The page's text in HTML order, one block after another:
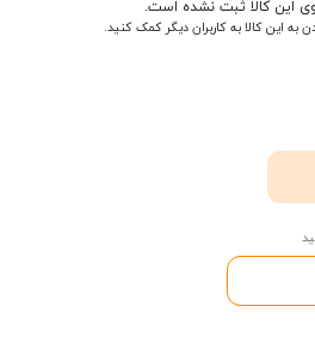
این کالا ثبت نشده است.
به این کالا به کاربران دیگر کمک کنید.